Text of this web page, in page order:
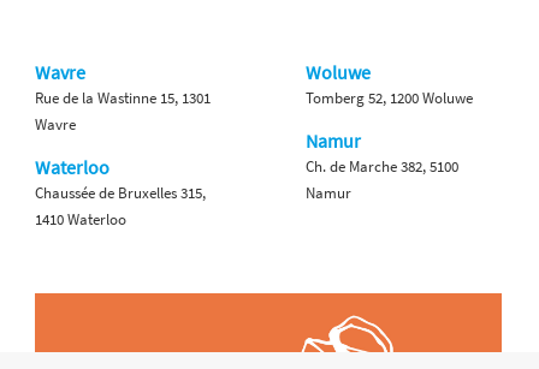
Wavre
Rue de la Wastinne 15, 1301
Wavre
Waterloo
Chaussée de Bruxelles 315,
1410 Waterloo
Woluwe
Tomberg 52, 1200 Woluwe
Namur
Ch. de Marche 382, 5100
Namur